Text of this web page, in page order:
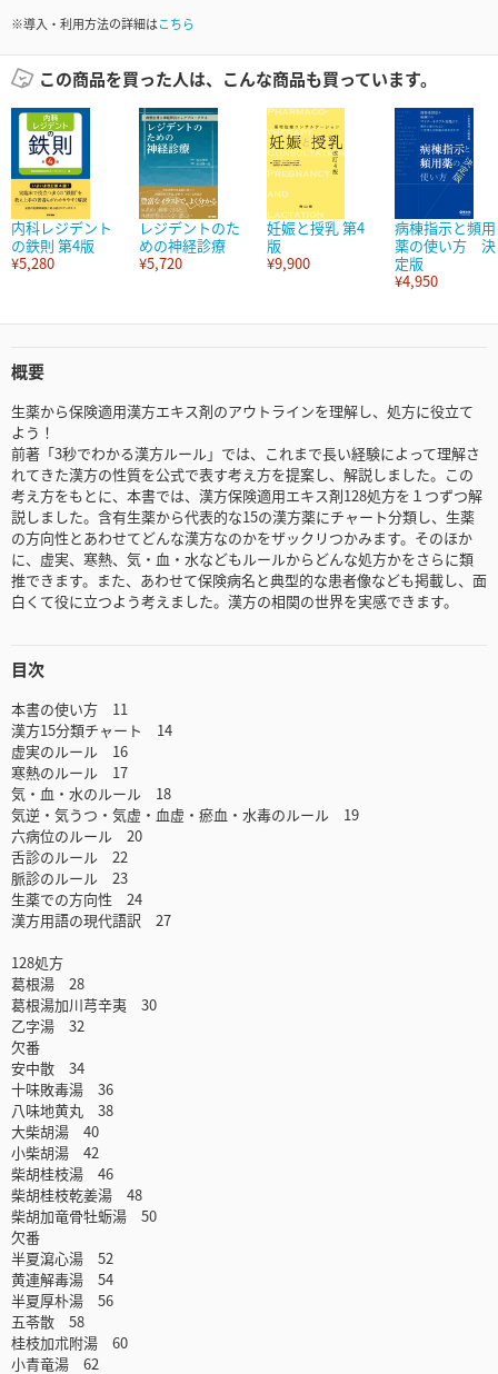
※導入・利用方法の詳細はこちら
この商品を買った人は、こんな商品も買っています。
内科レジデント
の鉄則 第4版
¥5,280
レジデントのた
めの神経診療
¥5,720
妊娠と授乳 第4
版
¥9,900
病棟指示と頻用
薬の使い方 決
定版
¥4,950
概要
生薬から保険適用漢方エキス剤のアウトラインを理解し、処方に役立て
よう！
前著「3秒でわかる漢方ルール」では、これまで長い経験によって理解さ
れてきた漢方の性質を公式で表す考え方を提案し、解説しました。この
考え方をもとに、本書では、漢方保険適用エキス剤128処方を１つずつ解
説しました。含有生薬から代表的な15の漢方薬にチャート分類し、生薬
の方向性とあわせてどんな漢方なのかをザックリつかみます。そのほか
に、虚実、寒熱、気・血・水などもルールからどんな処方かをさらに類
推できます。また、あわせて保険病名と典型的な患者像なども掲載し、面
白くて役に立つよう考えました。漢方の相関の世界を実感できます。
目次
本書の使い方 11
漢方15分類チャート 14
虚実のルール 16
寒熱のルール 17
気・血・水のルール 18
気逆・気うつ・気虚・血虚・瘀血・水毒のルール 19
六病位のルール 20
舌診のルール 22
脈診のルール 23
生薬での方向性 24
漢方用語の現代語訳 27
128処方
葛根湯 28
葛根湯加川芎辛夷 30
乙字湯 32
欠番
安中散 34
十味敗毒湯 36
八味地黄丸 38
大柴胡湯 40
小柴胡湯 42
柴胡桂枝湯 46
柴胡桂枝乾姜湯 48
柴胡加竜骨牡蛎湯 50
欠番
半夏瀉心湯 52
黄連解毒湯 54
半夏厚朴湯 56
五苓散 58
桂枝加朮附湯 60
小青竜湯 62